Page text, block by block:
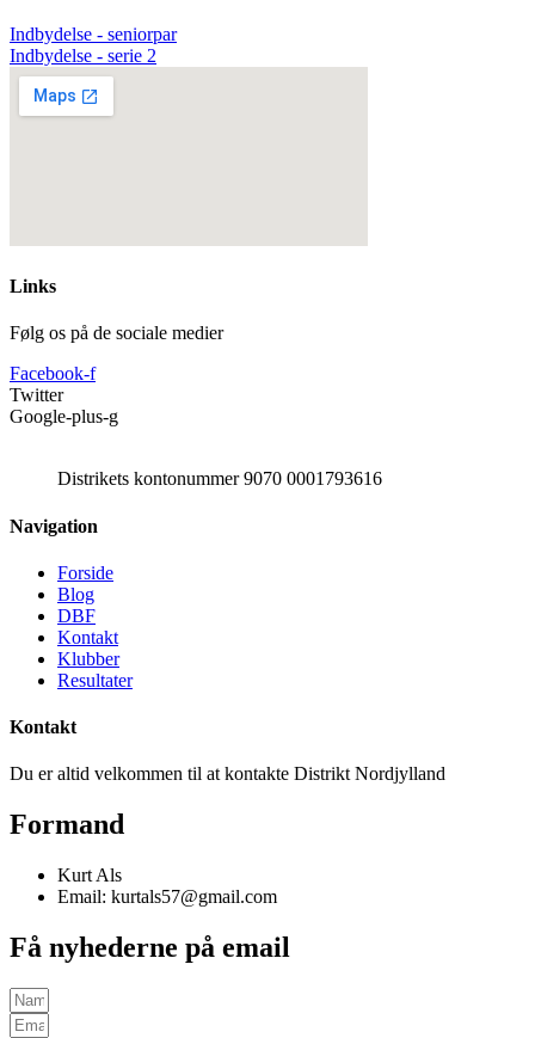
Indbydelse - seniorpar
Indbydelse - serie 2
Links
Følg os på de sociale medier
Facebook-f
Twitter
Google-plus-g
Distrikets kontonummer 9070 0001793616
Navigation
Forside
Blog
DBF
Kontakt
Klubber
Resultater
Kontakt
Du er altid velkommen til at kontakte Distrikt Nordjylland
Formand
Kurt Als
Email: kurtals57@gmail.com
Få nyhederne på email